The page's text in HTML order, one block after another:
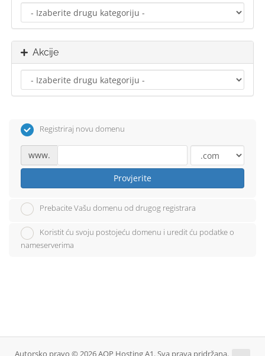
Akcije
Registriraj novu domenu
www.
Provjerite
Prebacite Vašu domenu od drugog registrara
Koristit ću svoju postojeću domenu i uredit ću podatke o
nameserverima
Autorsko pravo © 2026 AQP Hosting A1. Sva prava pridržana.